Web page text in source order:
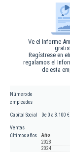
Ve el Informe
Regístrese en
regalamos el
de esta
Número de
empleados
Capital Social De 0 a 3.100 €
Ventas
últimos años
Año
2023
2024